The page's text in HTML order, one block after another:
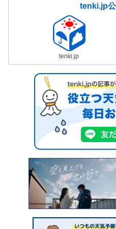
tenki.jp
tenki.jp